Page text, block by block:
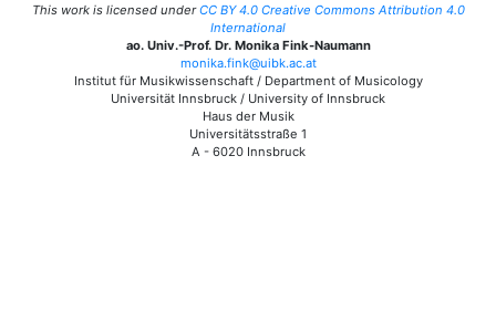
This work is licensed underCC BY 4.0 Creative Commons Attribution 4.0
International
ao. Univ.-Prof. Dr. Monika Fink-Naumann
monika.fink@uibk.ac.at
Institut für Musikwissenschaft / Department of Musicology
Universität Innsbruck / University of Innsbruck
Haus der Musik
Universitätsstraße 1
A - 6020 Innsbruck